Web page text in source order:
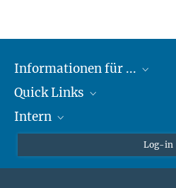
Informationen für ...
Lieferanten
Studierende
Quick Links
Max-Planck-Gesellschaft
Max-Planck-Campus Tübingen
Intern
Log-in